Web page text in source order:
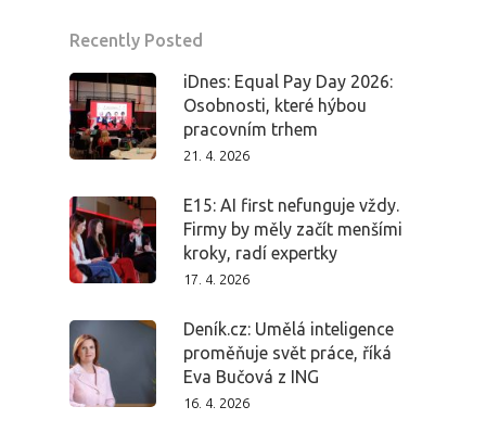
Recently Posted
iDnes: Equal Pay Day 2026:
Osobnosti, které hýbou
pracovním trhem
21. 4. 2026
E15: AI first nefunguje vždy.
Firmy by měly začít menšími
kroky, radí expertky
17. 4. 2026
Deník.cz: Umělá inteligence
proměňuje svět práce, říká
Eva Bučová z ING
16. 4. 2026